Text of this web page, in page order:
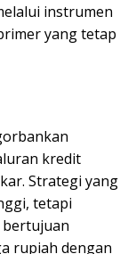
instrumen
yang tetap
kredit
Strategi yang
tetapi
bertujuan
rupiah dengan